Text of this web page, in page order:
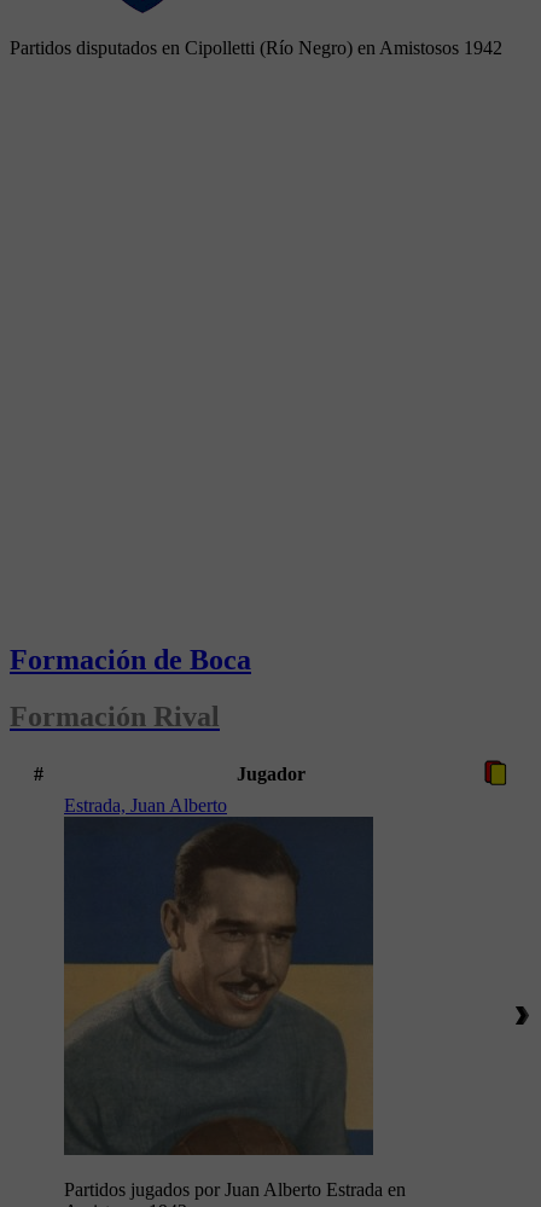
Partidos disputados en Cipolletti (Río Negro) en Amistosos 1942
Formación de Boca
Formación Rival
#
Jugador
Estrada, Juan Alberto
Partidos jugados por Juan Alberto Estrada en